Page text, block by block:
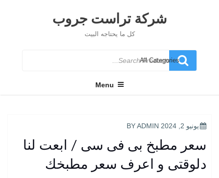
شركة تراست جروب
كل ما يحتاجه البيت
Search
for
Menu
POSTED
يونيو 2, 2024 ADMIN
سعر مطبخ بى فى سى / ابعت لنا
دلوقتى و اعرف سعر مطبخك